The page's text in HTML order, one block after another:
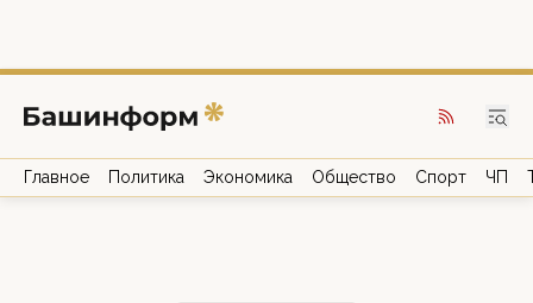
Главное Политика Экономика Общество Спорт ЧП